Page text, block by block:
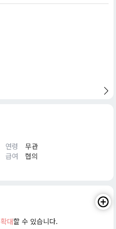
연령
무관
급여
협의
확대할 수 있습니다.